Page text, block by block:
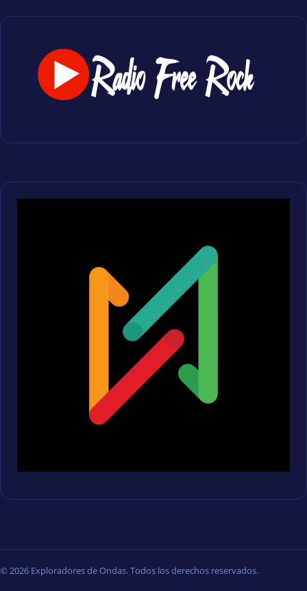
© 2026 Exploradores de Ondas. Todos los derechos reservados.